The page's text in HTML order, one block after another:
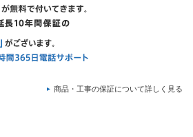
商品・工事の保証について詳しく見る